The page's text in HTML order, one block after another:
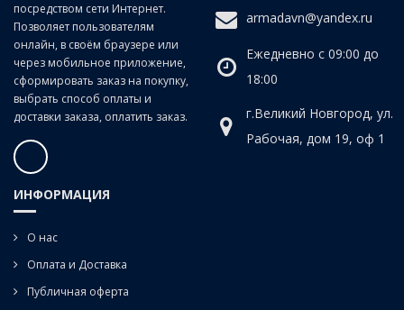
посредством сети Интернет.
Позволяет пользователям
онлайн, в своём браузере или
через мобильное приложение,
сформировать заказ на покупку,
выбрать способ оплаты и
доставки заказа, оплатить заказ.
armadavn@yandex.ru
Ежедневно с 09:00 до
18:00
г.Великий Новгород, ул.
Рабочая, дом 19, оф 1
ИНФОРМАЦИЯ
О нас
Оплата и Доставка
Публичная оферта